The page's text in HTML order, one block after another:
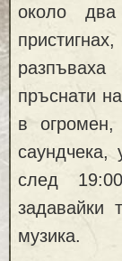
около
пръснати
в огромен,
след
задавайки
музика.